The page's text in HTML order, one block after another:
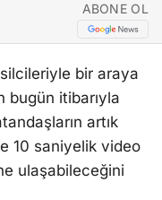
ABONE OL
bir araya
bugün itibarıyla
artık
10 saniyelik video
ulaşabileceğini